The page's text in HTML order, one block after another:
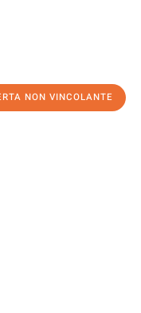
NON VINCOLANTE